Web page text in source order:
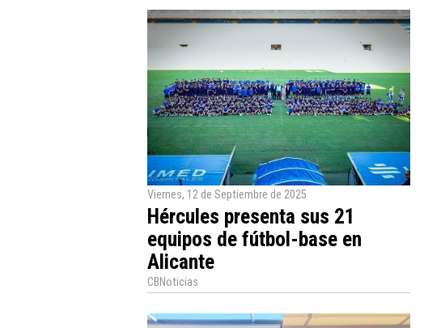
Viernes, 12 de Septiembre de 2025
Hércules presenta sus 21
equipos de fútbol-base en
Alicante
CBNoticias